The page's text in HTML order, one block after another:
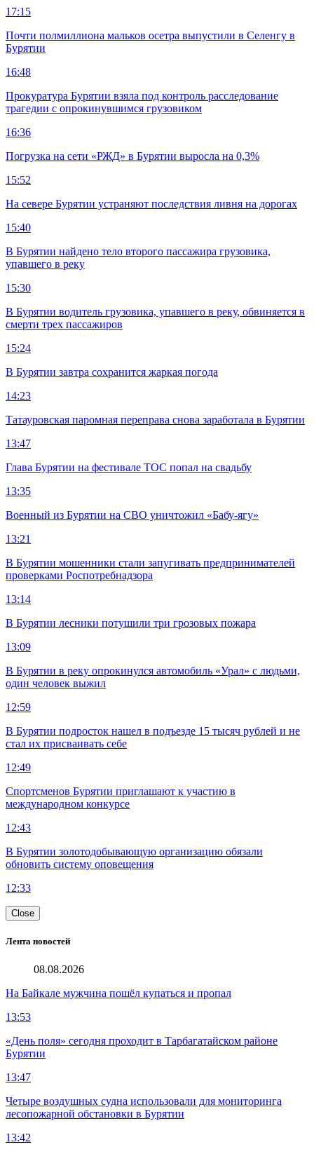
17:15
Почти полмиллиона мальков осетра выпустили в Селенгу в
Бурятии
16:48
Прокуратура Бурятии взяла под контроль расследование
трагедии с опрокинувшимся грузовиком
16:36
Погрузка на сети «РЖД» в Бурятии выросла на 0,3%
15:52
На севере Бурятии устраняют последствия ливня на дорогах
15:40
В Бурятии найдено тело второго пассажира грузовика,
упавшего в реку
15:30
В Бурятии водитель грузовика, упавшего в реку, обвиняется в
смерти трех пассажиров
15:24
В Бурятии завтра сохранится жаркая погода
14:23
Татауровская паромная переправа снова заработала в Бурятии
13:47
Глава Бурятии на фестивале ТОС попал на свадьбу
13:35
Военный из Бурятии на СВО уничтожил «Бабу-ягу»
13:21
В Бурятии мошенники стали запугивать предпринимателей
проверками Роспотребнадзора
13:14
В Бурятии лесники потушили три грозовых пожара
13:09
В Бурятии в реку опрокинулся автомобиль «Урал» с людьми,
один человек выжил
12:59
В Бурятии подросток нашел в подъезде 15 тысяч рублей и не
стал их присваивать себе
12:49
Спортсменов Бурятии приглашают к участию в
международном конкурсе
12:43
В Бурятии золотодобывающую организацию обязали
обновить систему оповещения
12:33
Close
Лента новостей
08.08.2026
На Байкале мужчина пошёл купаться и пропал
13:53
«День поля» сегодня проходит в Тарбагатайском районе
Бурятии
13:47
Четыре воздушных судна использовали для мониторинга
лесопожарной обстановки в Бурятии
13:42